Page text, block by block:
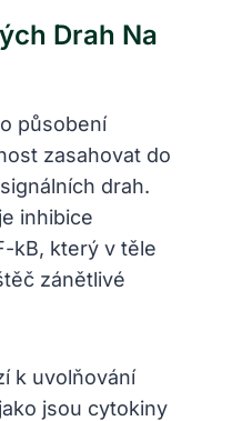
Drah Na
působení
zasahovat do
drah.
inhibice
kB, který v těle
zánětlivé
k uvolňování
jsou cytokiny